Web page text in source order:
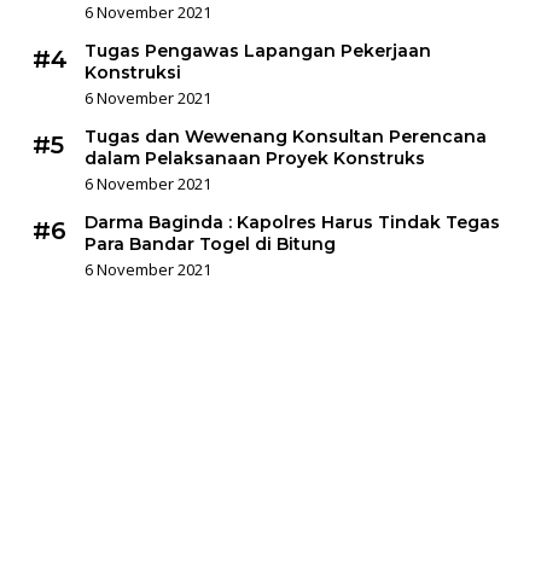
6 November 2021
#4
Tugas Pengawas Lapangan Pekerjaan
Konstruksi
6 November 2021
#5
Tugas dan Wewenang Konsultan Perencana
dalam Pelaksanaan Proyek Konstruks
6 November 2021
#6
Darma Baginda : Kapolres Harus Tindak Tegas
Para Bandar Togel di Bitung
6 November 2021